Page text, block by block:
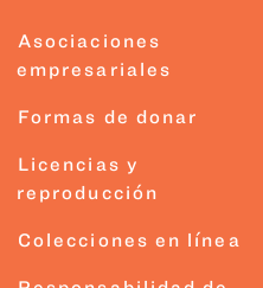
Asociaciones
empresariales
Formas de donar
Licencias y
reproducción
Colecciones en línea